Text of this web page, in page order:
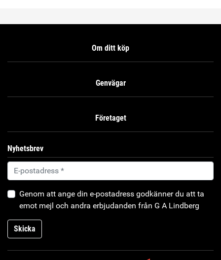
Om ditt köp
Genvägar
Företaget
Nyhetsbrev
Genom att ange din e-postadress godkänner du att ta
emot mejl och andra erbjudanden från G A Lindberg
Skicka